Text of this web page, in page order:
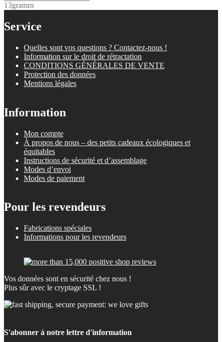
13gramm
Service
Quelles sont vos questions ? Contactez-nous !
Information sur le droit de rétractation
CONDITIONS GÉNÉRALES DE VENTE
Protection des données
Mentions légales
Information
Mon compte
À propos de nous – des petits cadeaux écologiques et
équitables
Instructions de sécurité et d’assemblage
Modes d’envoi
Modes de paiement
Pour les revendeurs
Fabrications spéciales
Informations pour les revendeurs
Vos données sont en sécurité chez nous !
Plus sûr avec le cryptage SSL !
S'abonner à notre lettre d'information